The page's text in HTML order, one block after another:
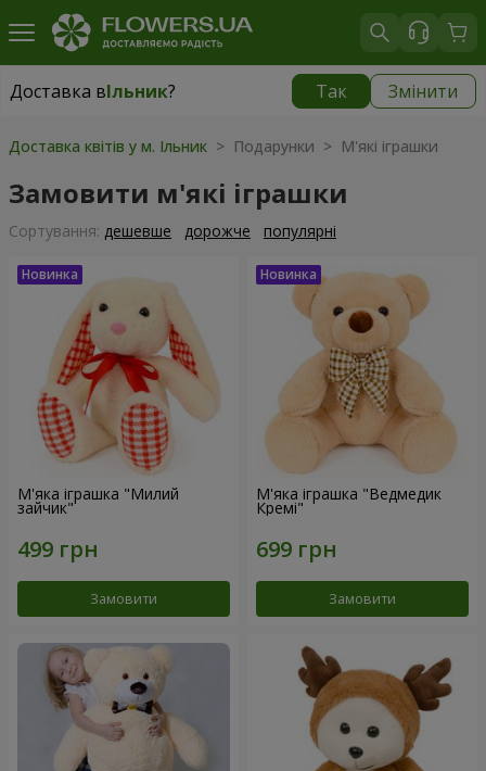
Доставка вІльник? Так Змінити
Доставка вІльник|
Доставка квітів у м. Ільник > Подарунки > М'які іграшки
Замовити м'які іграшки
Сортування: дешевше дорожче популярні
М'яка іграшка "Милий
зайчик"
Замовити
М'яка іграшка "Ведмедик
Кремі"
Замовити